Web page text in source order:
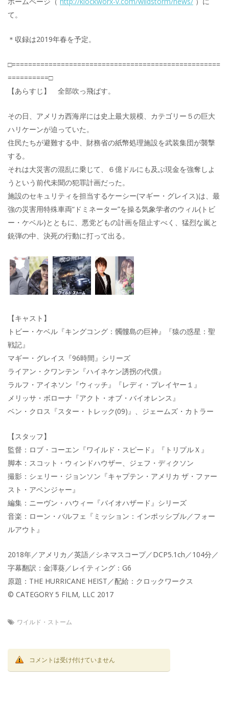
て。
＊収録は2019年春を予定。
□===================================================
==========□
【あらすじ】 全部吹っ飛ばす。
その日、アメリカ西海岸には史上最大規模、カテゴリー５の巨大
ハリケーンが迫っていた。
住民たちが避難する中、財務省の紙幣処理施設を武装集団が襲撃
する。
それは大災害の混乱に乗じて、６億ドルにも及ぶ現金を強奪しよ
うという前代未聞の犯罪計画だった。
施設のセキュリティを担当するケーシー(マギー・グレイス)は、最
強の災害用特殊車両“ドミネーター”を操る気象学者のウィル(トビ
ー・ケベル)とともに、悪党どもの計画を阻止すべく、猛烈な嵐と
銃弾の中、決死の行動に打って出る。
【キャスト】
トビー・ケベル『キングコング：髑髏島の巨神』『猿の惑星：聖
戦記』
マギー・グレイス『96時間』シリーズ
ライアン・クワンテン『ハイネケン誘拐の代償』
ラルフ・アイネソン『ウィッチ』『レディ・プレイヤー１』
メリッサ・ボローナ『アクト・オブ・バイオレンス』
ベン・クロス『スター・トレック(09)』、ジェームズ・カトラー
【スタッフ】
監督：ロブ・コーエン『ワイルド・スピード』『トリプルＸ』
脚本：スコット・ウィンドハウザー、ジェフ・ディクソン
撮影：シェリー・ジョンソン『キャプテン・アメリカ ザ・ファー
スト・アベンジャー』
編集：ニーヴン・ハウィー『バイオハザード』シリーズ
音楽：ローン・バルフェ『ミッション：インポッシブル／フォー
ルアウト』
2018年／アメリカ／英語／シネマスコープ／DCP5.1ch／104分／
字幕翻訳：金澤葵／レイティング：G6
原題：THE HURRICANE HEIST／配給：クロックワークス
© CATEGORY 5 FILM, LLC 2017
ワイルド・ストーム
コメントは受け付けていません